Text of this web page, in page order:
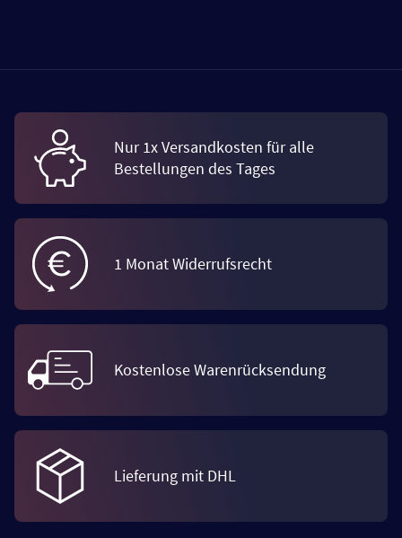
Nur 1x Versandkosten für alle
Bestellungen des Tages
1 Monat Widerrufsrecht
Kostenlose Warenrücksendung
Lieferung mit DHL